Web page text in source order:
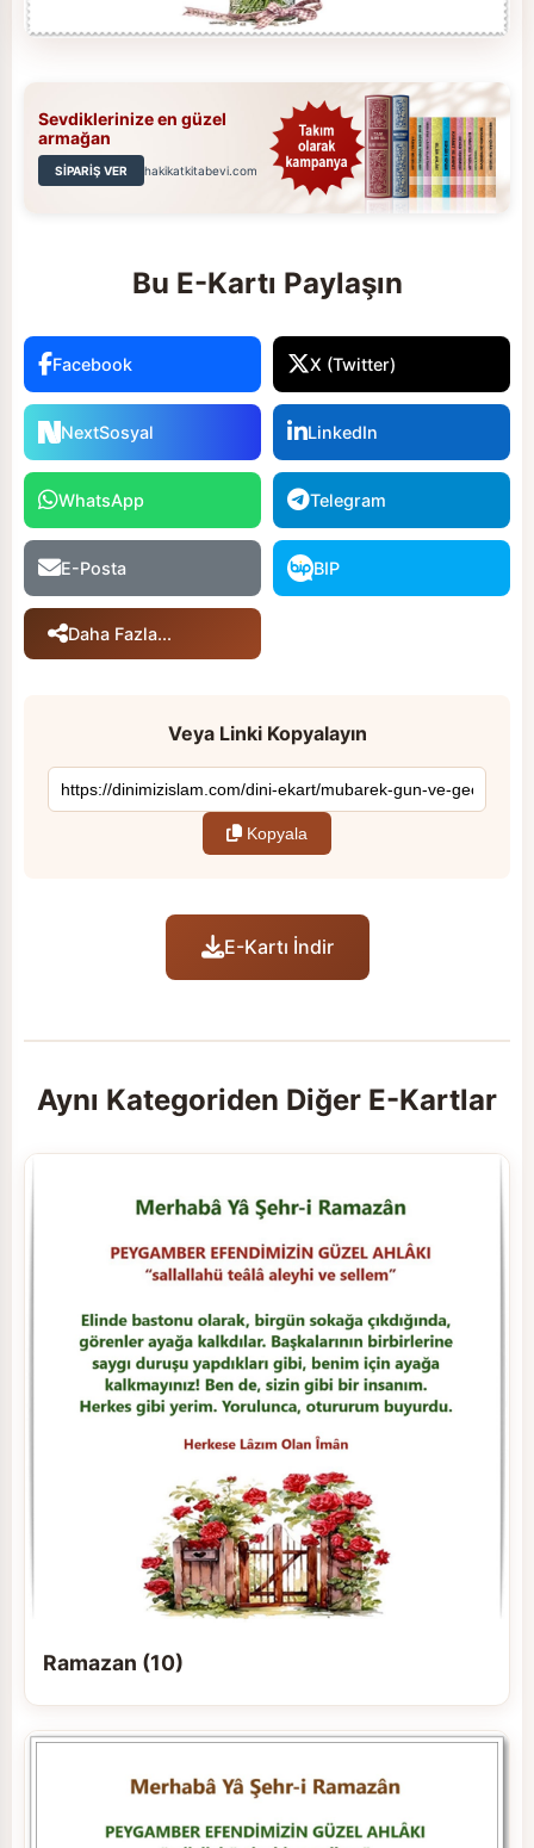
Sevdiklerinize en güzel
armağan
SİPARİŞ VER hakikatkitabevi.com
Bu E-Kartı Paylaşın
Facebook X (Twitter)
NextSosyal LinkedIn
WhatsApp Telegram
E-Posta BIP
Daha Fazla...
Veya Linki Kopyalayın
Kopyala
E-Kartı İndir
Aynı Kategoriden Diğer E-Kartlar
Ramazan (10)